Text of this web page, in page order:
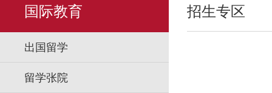
国际教育
出国留学
留学张院
招生专区